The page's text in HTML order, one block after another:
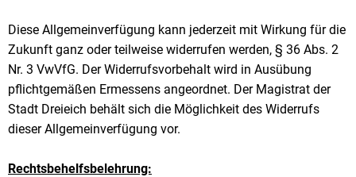
Diese Allgemeinverfügung kann jederzeit mit Wirkung für die
Zukunft ganz oder teilweise widerrufen werden, § 36 Abs. 2
Nr. 3 VwVfG. Der Widerrufsvorbehalt wird in Ausübung
pflichtgemäßen Ermessens angeordnet. Der Magistrat der
Stadt Dreieich behält sich die Möglichkeit des Widerrufs
dieser Allgemeinverfügung vor.
Rechtsbehelfsbelehrung: